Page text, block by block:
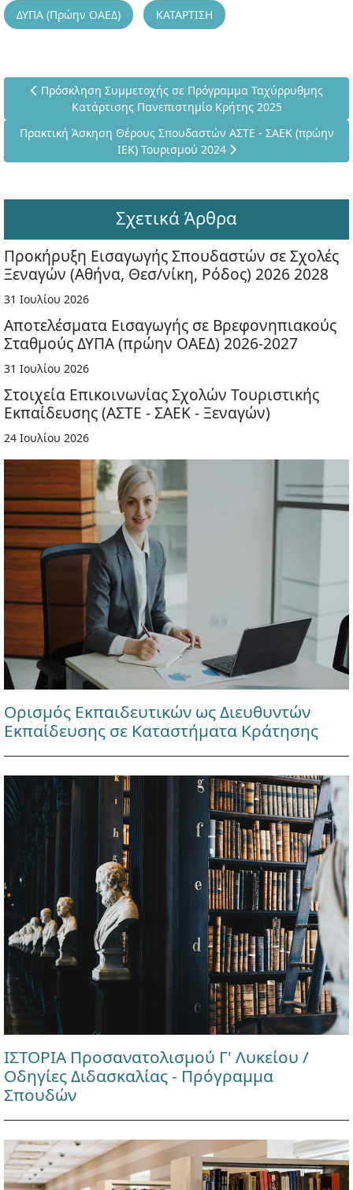
ΔΥΠΑ (Πρώην ΟΑΕΔ) ΚΑΤΑΡΤΙΣΗ
Προηγούμενο άρθρο: Πρόσκληση Συμμετοχής σε
Πρόσκληση Συμμετοχής σε Πρόγραμμα Ταχύρρυθμης
Κατάρτισης Πανεπιστημίο Κρήτης 2025
Επόμενο άρθρο: Πρακτική Άσκηση Θέρους Σπουδαστών ΑΣΤΕ
Πρακτική Άσκηση Θέρους Σπουδαστών ΑΣΤΕ - ΣΑΕΚ (πρώην
ΙΕΚ) Τουρισμού 2024
Σχετικά Άρθρα
Προκήρυξη Εισαγωγής Σπουδαστών σε Σχολές
Ξεναγών (Αθήνα, Θεσ/νίκη, Ρόδος) 2026 2028
31 Ιουλίου 2026
Αποτελέσματα Εισαγωγής σε Βρεφονηπιακούς
Σταθμούς ΔΥΠΑ (πρώην ΟΑΕΔ) 2026-2027
31 Ιουλίου 2026
Στοιχεία Επικοινωνίας Σχολών Τουριστικής
Εκπαίδευσης (ΑΣΤΕ - ΣΑΕΚ - Ξεναγών)
24 Ιουλίου 2026
Ορισμός Εκπαιδευτικών ως Διευθυντών
Εκπαίδευσης σε Καταστήματα Κράτησης
ΙΣΤΟΡΙΑ Προσανατολισμού Γ' Λυκείου /
Οδηγίες Διδασκαλίας - Πρόγραμμα
Σπουδών